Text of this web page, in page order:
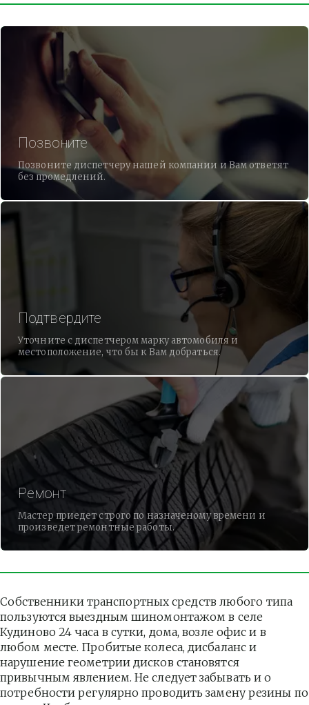
Позвоните
Позвоните диспетчеру нашей компании и Вам ответят
без промедлений.
Подтвердите
Уточните с диспетчером марку автомобиля и
местоположение, что бы к Вам добраться.
Ремонт
Мастер приедет строго по назначеному времени и
произведет ремонтные работы.
Собственники транспортных средств любого типа
пользуются выездным шиномонтажом в селе
Кудиново 24 часа в сутки, дома, возле офис и в
любом месте. Пробитые колеса, дисбаланс и
нарушение геометрии дисков становятся
привычным явлением. Не следует забывать и о
потребности регулярно проводить замену резины по